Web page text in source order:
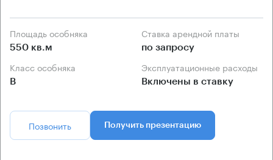
Площадь особняка
550 кв.м
Ставка арендной платы
по запросу
Класс особняка
B
Эксплуатационные расходы
Включены в ставку
Позвонить Получить презентацию